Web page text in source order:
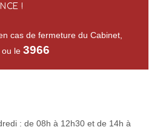
!
cas de fermeture du Cabinet,
ou le 3966
: de 08h à 12h30 et de 14h à